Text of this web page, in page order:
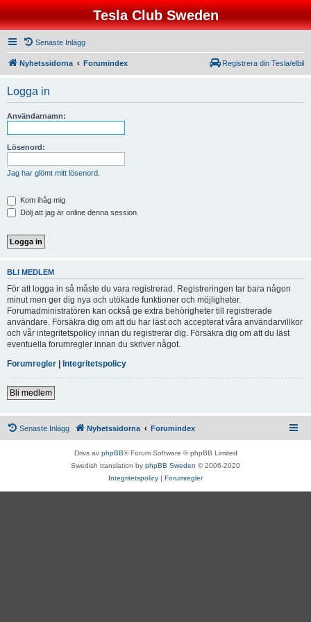
Tesla Club Sweden
Senaste Inlägg
Nyhetssidorna Forumindex Registrera din Tesla/elbil
Logga in
Användarnamn:
Lösenord:
Jag har glömt mitt lösenord.
Kom ihåg mig
Dölj att jag är online denna session.
BLI MEDLEM
För att logga in så måste du vara registrerad. Registreringen tar bara någon
minut men ger dig nya och utökade funktioner och möjligheter.
Forumadministratören kan också ge extra behörigheter till registrerade
användare. Försäkra dig om att du har läst och accepterat våra användarvillkor
och vår integritetspolicy innan du registrerar dig. Försäkra dig om att du läst
eventuella forumregler innan du skriver något.
Forumregler | Integritetspolicy
Bli medlem
Senaste Inlägg Nyhetssidorna Forumindex
Drivs av phpBB® Forum Software © phpBB Limited
Swedish translation by phpBB Sweden © 2006-2020
Integritetspolicy | Forumregler